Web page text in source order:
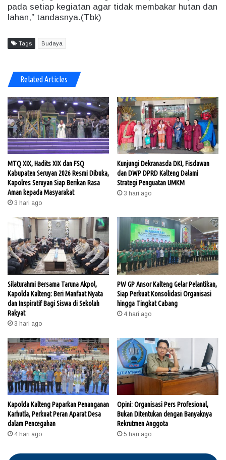
pada setiap kegiatan agar tidak membakar hutan dan
lahan,” tandasnya.(Tbk)
Tags Budaya
Related Articles
MTQ XIX, Hadits XIX dan FSQ
Kabupaten Seruyan 2026 Resmi Dibuka,
Kapolres Seruyan Siap Berikan Rasa
Aman kepada Masyarakat
3 hari ago
Kunjungi Dekranasda DKI, Fisdawan
dan DWP DPRD Kalteng Dalami
Strategi Penguatan UMKM
3 hari ago
Silaturahmi Bersama Taruna Akpol,
Kapolda Kalteng: Beri Manfaat Nyata
dan Inspiratif Bagi Siswa di Sekolah
Rakyat
3 hari ago
PW GP Ansor Kalteng Gelar Pelantikan,
Siap Perkuat Konsolidasi Organisasi
hingga Tingkat Cabang
4 hari ago
Kapolda Kalteng Paparkan Penanganan
Karhutla, Perkuat Peran Aparat Desa
dalam Pencegahan
4 hari ago
Opini: Organisasi Pers Profesional,
Bukan Ditentukan dengan Banyaknya
Rekrutmen Anggota
5 hari ago